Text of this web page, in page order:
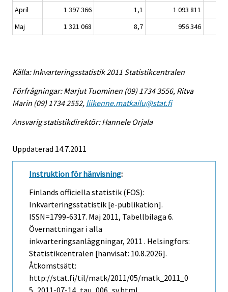
April
1 397 366 1,1
1 093 811
Maj
1 321 068 8,7 956 346
Källa: Inkvarteringsstatistik 2011 Statistikcentralen
Förfrågningar: Marjut Tuominen (09) 1734 3556, Ritva
Marin (09) 1734 2552, liikenne.matkailu@stat.fi
Ansvarig statistikdirektör: Hannele Orjala
Uppdaterad 14.7.2011
Instruktion för hänvisning:
Finlands officiella statistik (FOS):
Inkvarteringsstatistik [e-publikation].
ISSN=1799-6317. Maj 2011, Tabellbilaga 6.
Övernattningar i alla
inkvarteringsanläggningar, 2011 . Helsingfors:
Statistikcentralen [hänvisat: 10.8.2026].
Åtkomstsätt:
http://stat.fi/til/matk/2011/05/matk_2011_0